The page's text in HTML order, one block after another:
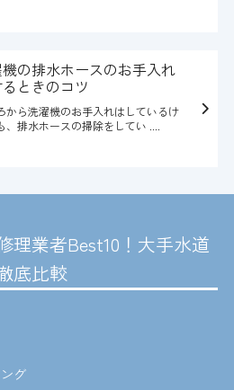
の排水ホースのお手入れ
ときのコツ
から洗濯機のお手入れはしているけ
、排水ホースの掃除をしてい ....
理業者Best10！大手水道
底比較
グ